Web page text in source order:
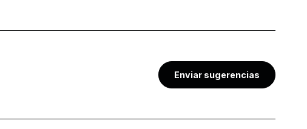
Enviar sugerencias